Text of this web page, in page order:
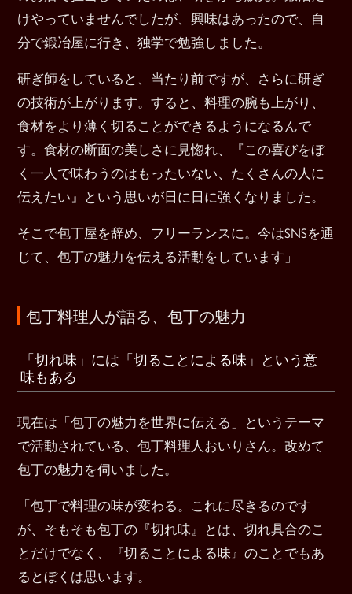
けやっていませんでしたが、興味はあったので、自
分で鍛冶屋に行き、独学で勉強しました。
研ぎ師をしていると、当たり前ですが、さらに研ぎ
の技術が上がります。すると、料理の腕も上がり、
食材をより薄く切ることができるようになるんで
す。食材の断面の美しさに見惚れ、『この喜びをぼ
く一人で味わうのはもったいない、たくさんの人に
伝えたい』という思いが日に日に強くなりました。
そこで包丁屋を辞め、フリーランスに。今はSNSを通
じて、包丁の魅力を伝える活動をしています」
包丁料理人が語る、包丁の魅力
「切れ味」には「切ることによる味」という意
味もある
現在は「包丁の魅力を世界に伝える」というテーマ
で活動されている、包丁料理人おいりさん。改めて
包丁の魅力を伺いました。
「包丁で料理の味が変わる。これに尽きるのです
が、そもそも包丁の『切れ味』とは、切れ具合のこ
とだけでなく、『切ることによる味』のことでもあ
るとぼくは思います。